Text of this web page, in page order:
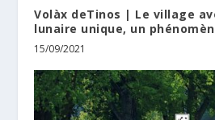
Volàx deTinos | Le village
lunaire unique, un
15/09/2021